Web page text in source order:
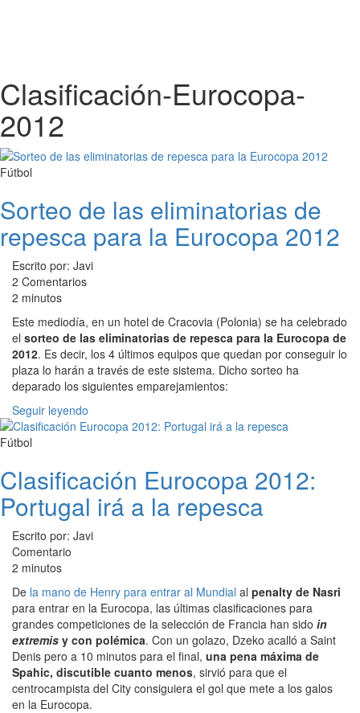
Clasificación-Eurocopa-
2012
Fútbol
Sorteo de las eliminatorias de
repesca para la Eurocopa 2012
Escrito por: Javi
2 Comentarios
2 minutos
Este mediodía, en un hotel de Cracovia (Polonia) se ha celebrado
el sorteo de las eliminatorias de repesca para la Eurocopa de
2012. Es decir, los 4 últimos equipos que quedan por conseguir lo
plaza lo harán a través de este sistema. Dicho sorteo ha
deparado los siguientes emparejamientos:
Seguir leyendo
Fútbol
Clasificación Eurocopa 2012:
Portugal irá a la repesca
Escrito por: Javi
Comentario
2 minutos
De la mano de Henry para entrar al Mundial al penalty de Nasri
para entrar en la Eurocopa, las últimas clasificaciones para
grandes competiciones de la selección de Francia han sido in
extremis y con polémica. Con un golazo, Dzeko acalló a Saint
Denis pero a 10 minutos para el final, una pena máxima de
Spahic, discutible cuanto menos, sirvió para que el
centrocampista del City consiguiera el gol que mete a los galos
en la Eurocopa.